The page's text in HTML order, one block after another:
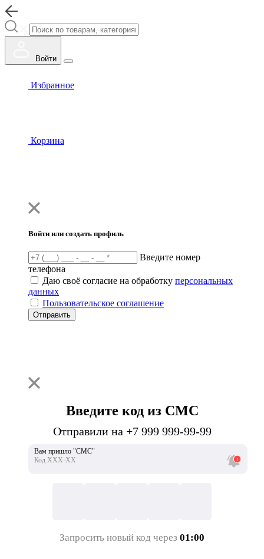
Войти
Избранное
Корзина
Войти или создать профиль
Введите номер
телефона
Даю своё согласие на обработку персональных
данных
Пользовательское соглашение
Отправить
Введите код из СМС
Отправили на +7 999 999-99-99
Вам пришло "СМС"
Код ХХХ-ХХ
Запросить новый код через 01:00